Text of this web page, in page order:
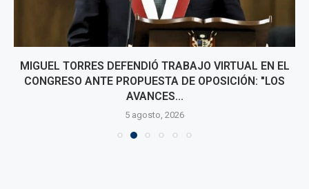
MIGUEL TORRES DEFENDIÓ TRABAJO VIRTUAL EN EL
CONGRESO ANTE PROPUESTA DE OPOSICIÓN: "LOS
AVANCES...
5 agosto, 2026